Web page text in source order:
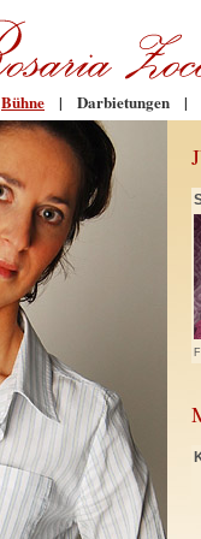
Bühne | Darbietungen |